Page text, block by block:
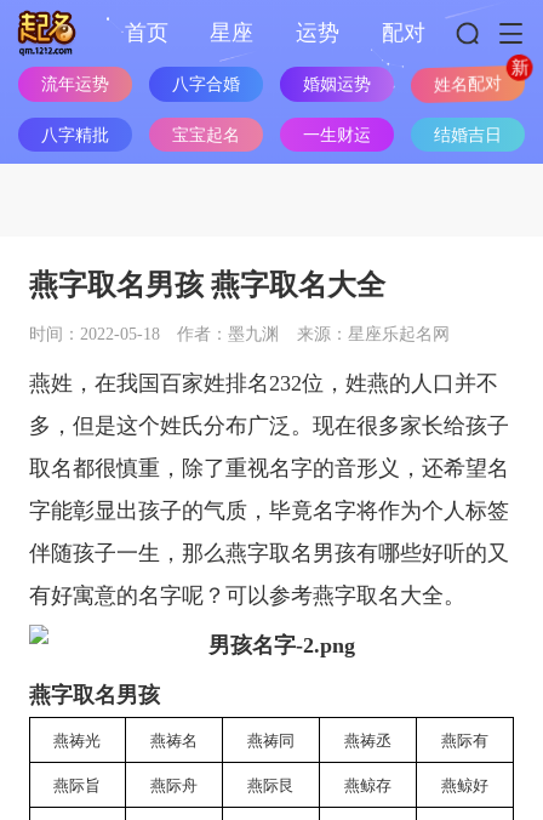
首页 星座 运势 配对
流年运势 八字合婚 婚姻运势 姓名配对
八字精批 宝宝起名 一生财运 结婚吉日
燕字取名男孩 燕字取名大全
时间：2022-05-18 作者：墨九渊 来源：星座乐起名网
燕姓，在我国百家姓排名232位，姓燕的人口并不
多，但是这个姓氏分布广泛。现在很多家长给孩子
取名都很慎重，除了重视名字的音形义，还希望名
字能彰显出孩子的气质，毕竟名字将作为个人标签
伴随孩子一生，那么燕字取名男孩有哪些好听的又
有好寓意的名字呢？可以参考燕字取名大全。
燕字取名男孩
燕祷光 燕祷名 燕祷同 燕祷丞 燕际有
燕际旨 燕际舟 燕际艮 燕鲸存 燕鲸好